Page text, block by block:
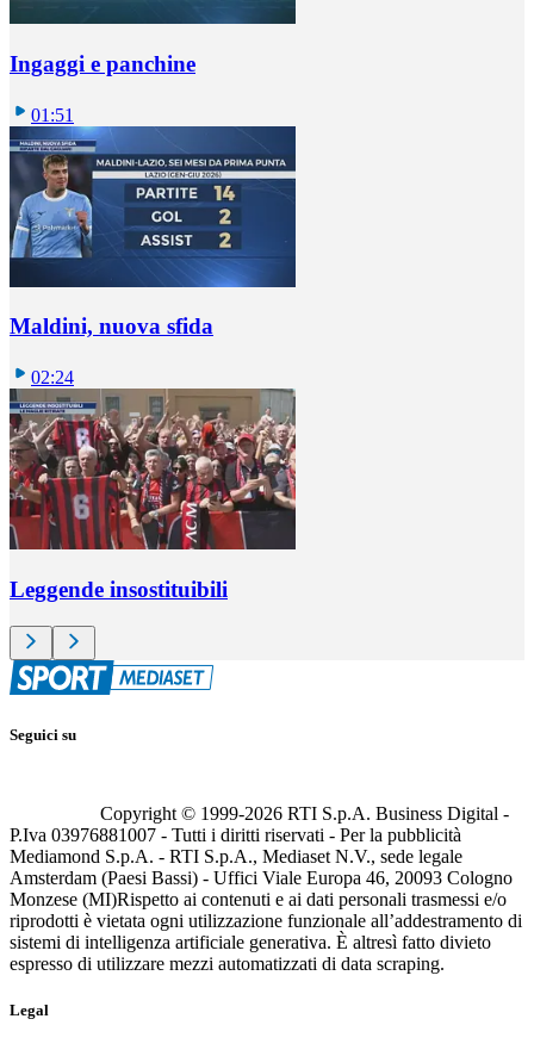
Ingaggi e panchine
01:51
Maldini, nuova sfida
02:24
Leggende insostituibili
Seguici su
Copyright © 1999-2026 RTI S.p.A. Business Digital -
P.Iva 03976881007 - Tutti i diritti riservati - Per la pubblicità
Mediamond S.p.A. - RTI S.p.A., Mediaset N.V., sede legale
Amsterdam (Paesi Bassi) - Uffici Viale Europa 46, 20093 Cologno
Monzese (MI)Rispetto ai contenuti e ai dati personali trasmessi e/o
riprodotti è vietata ogni utilizzazione funzionale all’addestramento di
sistemi di intelligenza artificiale generativa. È altresì fatto divieto
espresso di utilizzare mezzi automatizzati di data scraping.
Legal